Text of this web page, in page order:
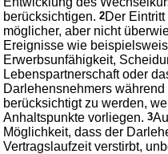
berücksichtigen.2Der
möglicher, aber nicht
Ereignisse wie
Erwerbsunfähigkeit,
Lebenspartnerschaft oder
Darlehensnehmers
berücksichtigt zu werden,
Anhaltspunkte vorliegen.3
Möglichkeit, dass der
Vertragslaufzeit verstirbt,